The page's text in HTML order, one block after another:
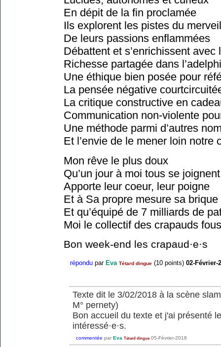
En dépit de la fin proclamée
Ils explorent les pistes du
De leurs passions enflammées
Débattent et s’enrichissent avec
Richesse partagée dans
Une éthique bien posée pour
La pensée négative
La critique constructive en
Communication non-violente
Une méthode parmi d’autres
Et l’envie de le mener loin notre
Mon rêve le plus doux
Qu’un jour à moi tous se joignent
Apporte leur coeur, leur poigne
Et à Sa propre mesure sa
Et qu’équipé de 7 milliards de
Moi le collectif des crapauds fous
Bon week-end les crapaud·e·s
répondu par Eva Tétard dingue (10 points) 02-Février-
Texte dit le 3/02/2018 à la scène
M° pernety)
Bon accueil du texte et j'ai présenté
intéressé·e·s.
commentée par Eva Tétard dingue 05-Février-2018